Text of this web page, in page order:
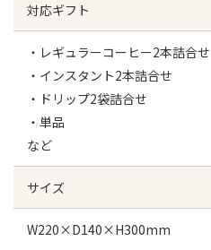
対応ギフト
・レギュラーコーヒー2本詰合せ
・インスタント2本詰合せ
・ドリップ2袋詰合せ
・単品
など
サイズ
W220×D140×H300mm